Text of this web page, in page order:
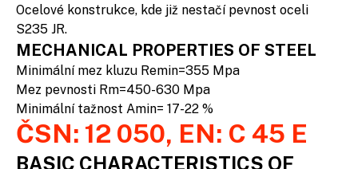
Ocelové konstrukce, kde již nestačí pevnost oceli
S235 JR.
MECHANICAL PROPERTIES OF STEEL
Minimální mez kluzu Remin=355 Mpa
Mez pevnosti Rm=450-630 Mpa
Minimální tažnost Amin= 17-22 %
ČSN: 12 050, EN: C 45 E
BASIC CHARACTERISTICS OF